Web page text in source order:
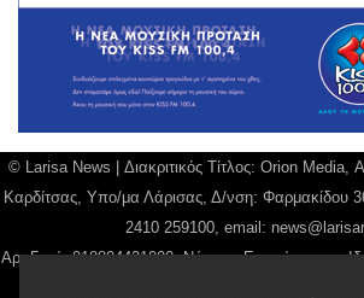
© Larisa News | Διακριτικός Τίτλος: Orion
Καρδίτσας, Υπο/μα Λάρισας, Δ/νση: Φαρμακίδου
2410 259100, email:
Αρ. Γεμή: 018804431000, Νόμιμος Εκπρόσωπος,
Παναγιώτης Φιλίππου, Διευθύντρια: Γιαννουσά